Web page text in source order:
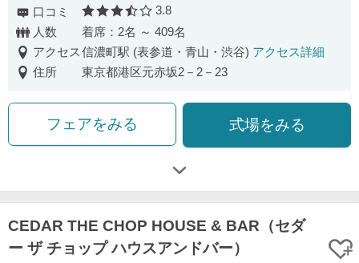
口コミ 口コミ評価
3.8
人数
着席：2名 ～ 409名
アクセス信濃町駅 (表参道・青山・渋谷) アクセス詳細
住所
東京都港区元赤坂2－2－23
フェアをみる 式場をみる
CEDAR THE CHOP HOUSE & BAR（セダ
ー ザ チョップ ハウスアンドバー）